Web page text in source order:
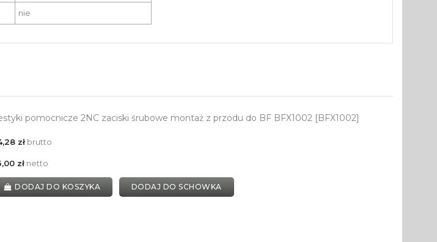
nie
pomocnicze 2NC zaciski śrubowe montaż z przodu do BF BFX1002 [BFX1002]
złbrutto
złnetto
DODAJ DO KOSZYKA DODAJ DO SCHOWKA